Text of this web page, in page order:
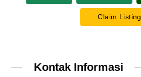
Claim Listing
Kontak Informasi